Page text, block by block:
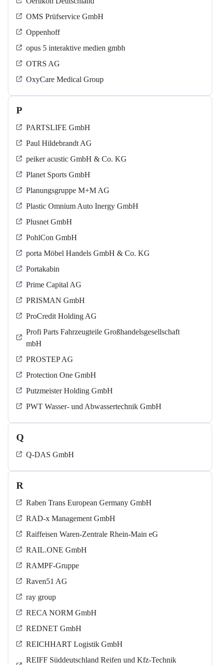
OMS Prüfservice GmbH
Oppenhoff
opus 5 interaktive medien gmbh
OTRS AG
OxyCare Medical Group
P
PARTSLIFE GmbH
Paul Hildebrandt AG
peiker acustic GmbH & Co. KG
Planet Sports GmbH
Planungsgruppe M+M AG
Plastic Omnium Auto Inergy GmbH
Plusnet GmbH
PohlCon GmbH
porta Möbel Handels GmbH & Co. KG
Portakabin
Prime Capital AG
PRISMAN GmbH
ProCredit Holding AG
Profi Parts Fahrzeugteile Großhandelsgesellschaft
mbH
PROSTEP AG
Protection One GmbH
Putzmeister Holding GmbH
PWT Wasser- und Abwassertechnik GmbH
Q
Q-DAS GmbH
R
Raben Trans European Germany GmbH
RAD-x Management GmbH
Raiffeisen Waren-Zentrale Rhein-Main eG
RAIL.ONE GmbH
RAMPF-Gruppe
Raven51 AG
ray group
RECA NORM GmbH
REDNET GmbH
REICHHART Logistik GmbH
REIFF Süddeutschland Reifen und Kfz-Technik